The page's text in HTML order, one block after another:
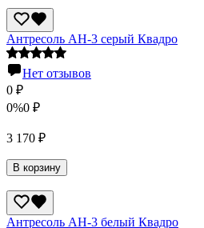
Антресоль АН-3 серый Квадро
Нет отзывов
0 ₽
0%0 ₽
3 170 ₽
В корзину
Антресоль АН-3 белый Квадро